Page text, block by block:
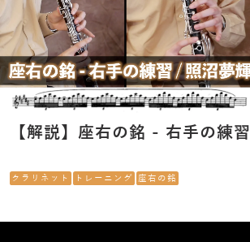
【解説】座右の銘 - 右手の練習
クラリネット トレーニング 座右の銘